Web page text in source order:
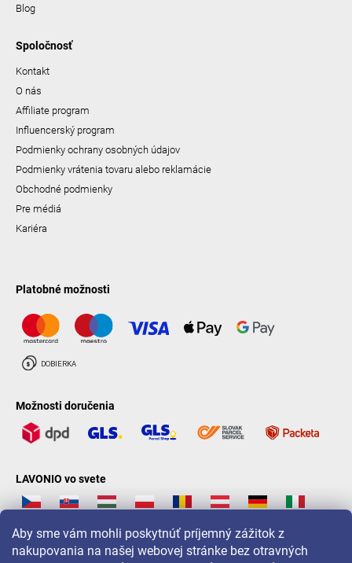
Aby sme vám mohli poskytnúť príjemný zážitok z
nakupovania na našej webovej stránke bez otravných
Blog
Spoločnosť
Kontakt
O nás
Affiliate program
Influencerský program
Podmienky ochrany osobných údajov
Podmienky vrátenia tovaru alebo reklamácie
Obchodné podmienky
Pre médiá
Kariéra
Platobné možnosti
Možnosti doručenia
LAVONIO vo svete